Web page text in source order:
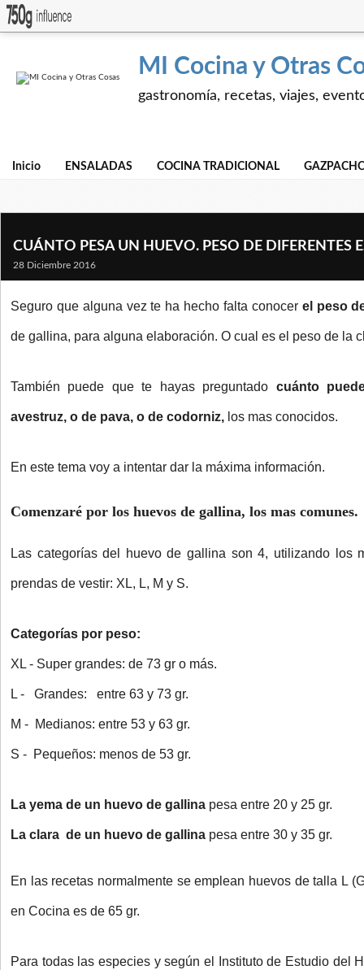
MI Cocina y Otras
gastronomía, recetas, viajes,
Inicio ENSALADAS COCINA TRADICIONAL
CUÁNTO PESA UN HUEVO. PESO DE DIFERENTES
28 Diciembre 2016
Seguro que alguna vez te ha hecho falta conocer el peso
de gallina, para alguna elaboración. O cual es el peso de la
También puede que te hayas preguntado cuánto
avestruz, o de pava, o de codorniz, los mas conocidos.
En este tema voy a intentar dar la máxima información.
Comenzaré por los huevos de gallina, los mas comunes.
Las categorías del huevo de gallina son 4, utilizando los
prendas de vestir: XL, L, M y S.
Categorías por peso:
XL - Super grandes: de 73 gr o más.
L - Grandes: entre 63 y 73 gr.
M - Medianos: entre 53 y 63 gr.
S - Pequeños: menos de 53 gr.
La yema de un huevo de gallina pesa entre 20 y 25 gr.
La clara de un huevo de gallina pesa entre 30 y 35 gr.
En las recetas normalmente se emplean huevos de talla L
en Cocina es de 65 gr.
Para todas las especies y según el Instituto de Estudio del